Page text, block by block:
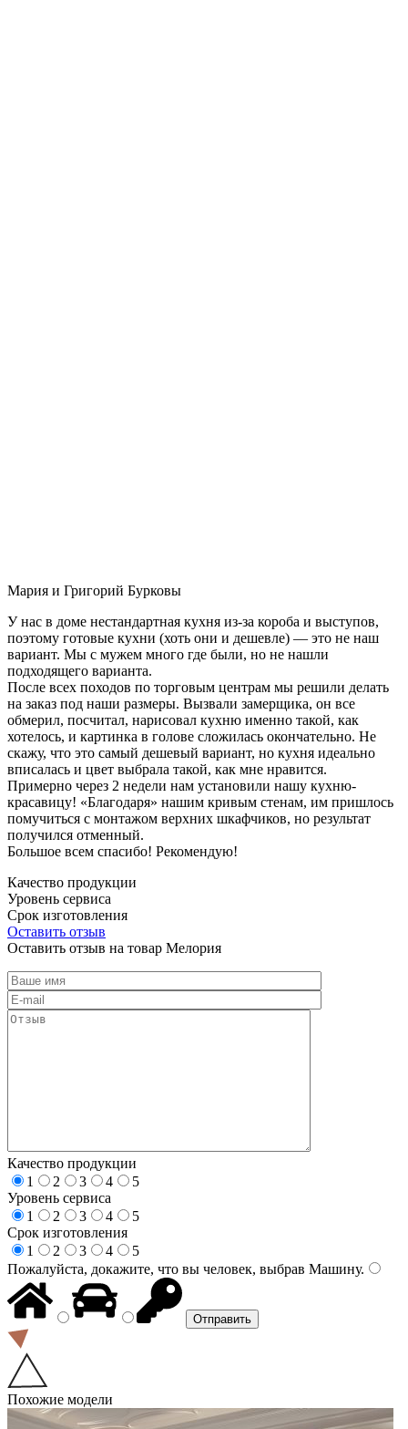
Мария и Григорий Бурковы
У нас в доме нестандартная кухня из-за короба и выступов,
поэтому готовые кухни (хоть они и дешевле) — это не наш
вариант. Мы с мужем много где были, но не нашли
подходящего варианта.
После всех походов по торговым центрам мы решили делать
на заказ под наши размеры. Вызвали замерщика, он все
обмерил, посчитал, нарисовал кухню именно такой, как
хотелось, и картинка в голове сложилась окончательно. Не
скажу, что это самый дешевый вариант, но кухня идеально
вписалась и цвет выбрала такой, как мне нравится.
Примерно через 2 недели нам установили нашу кухню-
красавицу! «Благодаря» нашим кривым стенам, им пришлось
помучиться с монтажом верхних шкафчиков, но результат
получился отменный.
Большое всем спасибо! Рекомендую!
Качество продукции
Уровень сервиса
Срок изготовления
Оставить отзыв
Оставить отзыв на товар Мелория
Качество продукции
1
2 3 4
5
Уровень сервиса
1
2 3 4
5
Срок изготовления
1
2 3 4
5
Пожалуйста, докажите, что вы человек, выбрав Машину.
Похожие модели